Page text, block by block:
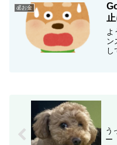
💰お金
よ
ン
し
う
ー